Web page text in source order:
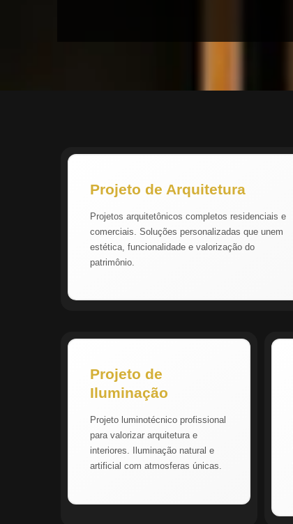
Projeto de Arquitetura
Projetos arquitetônicos completos residenciais e
comerciais. Soluções personalizadas que unem
estética, funcionalidade e valorização do
patrimônio.
Projeto de
Iluminação
Projeto luminotécnico profissional
para valorizar arquitetura e
interiores. Iluminação natural e
artificial com atmosferas únicas.